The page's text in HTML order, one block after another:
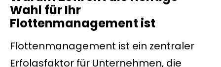
Wahl für Ihr
Flottenmanagement ist
Flottenmanagement ist ein zentraler
Erfolgsfaktor für Unternehmen, die